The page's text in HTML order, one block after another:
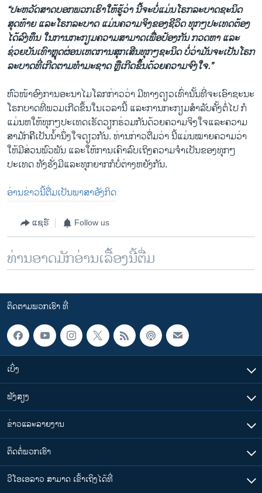
“ປະຫວັດສາດບອກພວກເຮົາໃຫ້ຮູ້ວ່າ ນີ້ຈະບໍ່ແມ່ນໂຣກລະບາດຊະນິດ
ສຸດທ້າຍ ແລະໂຣກລະບາດ ແມ່ນຄວາມຈິງຂອງຊີວິດ ທຸກໆປະເທດຕ້ອງ
ໄດ້ລົງທຶນ ໃນການກະກຽມຄວາມສາມາດເພື່ອປ້ອງກັນ ກວດຫາ ແລະ
ຊ່ວຍບັນເທົາຫຼຸດຜ່ອນເຫດການສຸກເສີນທຸກໆຊະນິດ ບໍ່ວ່າມັນຈະເປັນໂຣກ
ລະບາດທີ່ເກີດຕາມທຳມະຊາດ ຫຼືເກີດຂຶ້ນດ້ວຍຄວາມຈົງໃຈ.”
ຫົວໜ້າອົງການອະນາໄມໂລກກ່າວວ່າ ມີທາງດຽວເທົ່ານັ້ນທີ່ຈະເອົາຊະນະ
ໂຣກບາດທີ່ພວມເກີດຂຶ້ນໃນເວລານີ້ ແລະການກະກຽມສຳລັບຄັ້ງຕໍ່ໄປ ກໍ
ແມ່ນຫໃຫ້ທຸກໆປະເທດເຮັດວຽກຮ່ວມກັນດ້ວຍຄວາມຈິງໃຈແລະຄວາມ
ສາມັກຄີິເປັນນ້ຳນຶ່ງໃຈດຽວກັນ. ທ່ານກ່າວຕື່ມວ່າ ນີ້ແມ່ນໝາຍຄວາມວ່າ
ໃຫ້ມີສ່ວນພົວພັນ ແລະໃຫ້ການເຄົາລົບເຖິງຄວາມຈຳເປັນຂອງທຸກໆ
ປະເທດ ທັງຮັ່ງມີແລະທຸກຍາກກໍບໍ່ຕ່າງຫຍັງກັນ.
ອ່ານຂ່າວນີ້ຕື່ມເປັນພາສາອັງກິດ
ແຊຣ໌ Follow us
ທ່ານອາດມັກອ່ານເລື້ອງນີ້ຕື່ມ
ຕິດຕາມພວກເຮົາ ທີ່
ເບິ່ງ
ຟັງສຽງ
ຂ່າວແລະລາຍງານ
ຕິດຕໍ່ພວກເຮົາ
ວີໂອເອລາວ ສາມາດ ເຂົ້າເຖິງໄດ້ທີ່